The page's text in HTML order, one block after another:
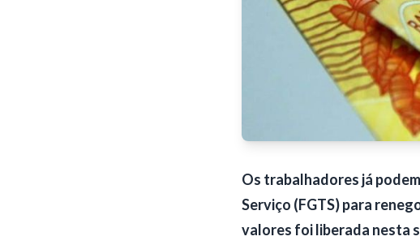
Os trabalhadores já
Serviço (FGTS) para
valores foi liberada nesta